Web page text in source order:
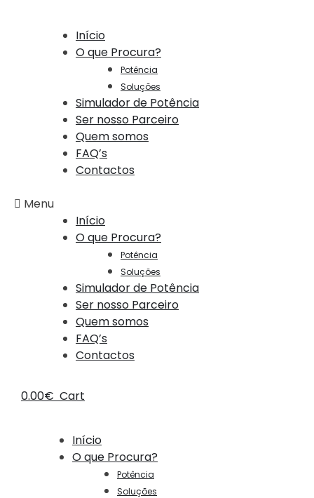
Início
O que Procura?
Potência
Soluções
Simulador de Potência
Ser nosso Parceiro
Quem somos
FAQ’s
Contactos
Menu
Início
O que Procura?
Potência
Soluções
Simulador de Potência
Ser nosso Parceiro
Quem somos
FAQ’s
Contactos
0.00€ Cart
Início
O que Procura?
Potência
Soluções